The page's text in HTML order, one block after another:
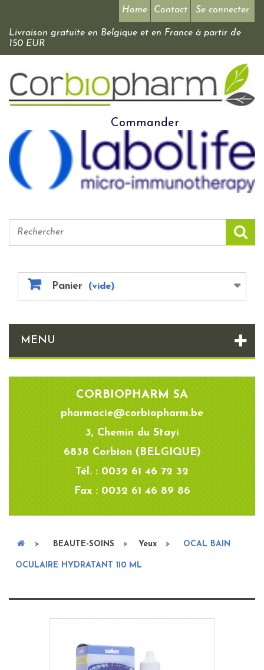
Se connecter
Home Contact
Livraison gratuite en Belgique et en France à partir de
150 EUR
Commander
Panier (vide)
MENU
CORBIOPHARM SA
pharmacie@corbiopharm.be
3, Chemin du Stayi
6838 Corbion (BELGIQUE)
Tél. : 0032 61 46 72 32
Fax : 0032 61 46 89 86
> BEAUTE-SOINS > Yeux > OCAL BAIN
OCULAIRE HYDRATANT 110 ML